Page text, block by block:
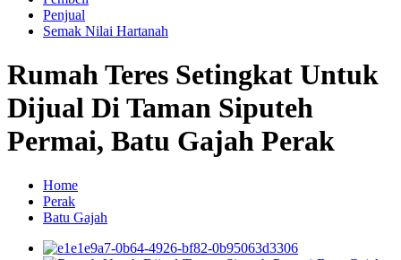
Penjual
Semak Nilai Hartanah
Rumah Teres Setingkat Untuk
Dijual Di Taman Siputeh
Permai, Batu Gajah Perak
Home
Perak
Batu Gajah